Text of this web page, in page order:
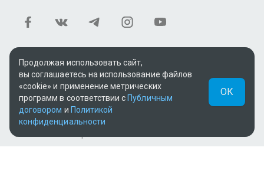
Теле и видеоконтент TV+ предоставлен ТОО «ALACAST»
(Государственная лицензия № 12016823 от 22.11.2012).
В рамках услуги «Видео по подписке» для «Пакета
фильмов и сериалов tv+» контент предоставляется
онлайн-кинотеатром MEGOGO.
Продолжая использовать сайт,
вы соглашаетесь на использование файлов
«cookie» и применение метрических
программ в соответствии с Публичным
договором и Политикой
конфиденциальности
ОК